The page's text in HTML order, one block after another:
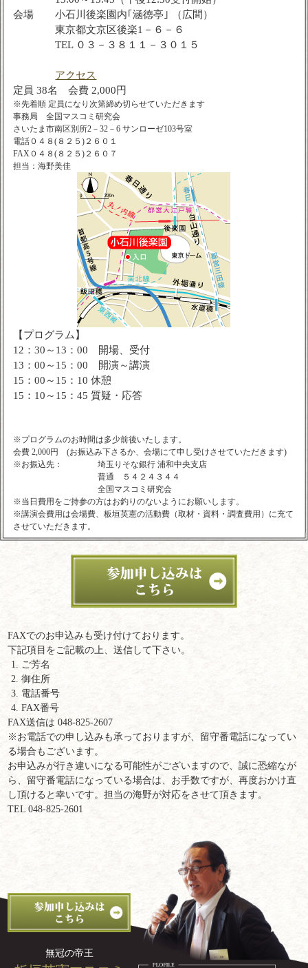
会場
小石川後楽園内｢涵徳亭｣ （広間）
東京都文京区後楽1－６－６
TEL ０３－３８１１－３０１５
アクセス
定員 38名 会費 2,000円
※先着順 定員になり次第締め切らせていただきます
事務局 全国マスコミ研究会
さいたま市南区別所2－32－6 サンローゼ103号室
電話０４８(８２５)２６０１
FAX０４８(８２５)２６０７
担当：海野美佳
【プログラム】
12：30～13：00 開場、受付
13：00～15：00 開演～講演
15：00～15：10 休憩
15：10～15：45 質疑・応答
※プログラムのお時間は多少前後いたします。
会費 2,000円 (お振込み下さるか、会場にて申し受けさせていただきます)
※お振込先：
埼玉りそな銀行 浦和中央支店
普通 ５４２４３４４
全国マスコミ研究会
※当日費用をご持参の方はお釣りのないようにお願いします。
※講演会費用は会場費、板垣英憲の活動費（取材・資料・調査費用）に充て
させていただきます。
FAXでのお申込みも受け付けております。
下記項目をご記載の上、送信して下さい。
ご芳名
御住所
電話番号
FAX番号
FAX送信は 048-825-2607
※お電話での申し込みも承っておりますが、留守番電話になってい
る場合もございます。
お申込みが行き違いになる可能性がございますので、誠に恐縮なが
ら、留守番電話になっている場合は、お手数ですが、再度おかけ直
し頂けると幸いです。担当の海野が対応をさせて頂きます。
TEL 048-825-2601
無冠の帝王